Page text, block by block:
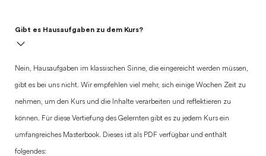
Gibt es Hausaufgaben zu dem Kurs?
Nein, Hausaufgaben im klassischen Sinne, die eingereicht werden müssen,
gibt es bei uns nicht. Wir empfehlen viel mehr, sich einige Wochen Zeit zu
nehmen, um den Kurs und die Inhalte verarbeiten und reflektieren zu
können. Für diese Vertiefung des Gelernten gibt es zu jedem Kurs ein
umfangreiches Masterbook. Dieses ist als PDF verfügbar und enthält
folgendes: